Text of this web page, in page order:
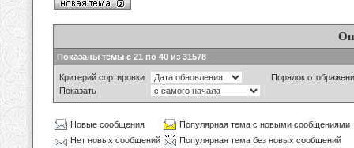
Показаны темы с 21 по 40 из 31578
Критерий сортировки
Порядок
Показать
Новые сообщения
Популярная тема с новыми сообщениями
Нет новых сообщений
Популярная тема без новых сообщений